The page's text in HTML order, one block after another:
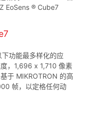
EoSens ® Cube7
功能最多样化的应
，1,696 x 1,710 像素
于 MIKROTRON 的高
帧，以定格任何动